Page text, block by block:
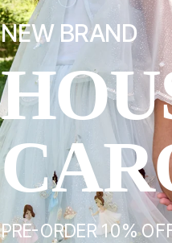
NEW BRAND
PRE-ORDER 10%